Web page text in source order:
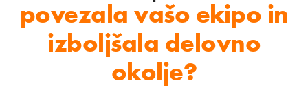
povezala vašo ekipo in
izboljšala delovno
okolje?